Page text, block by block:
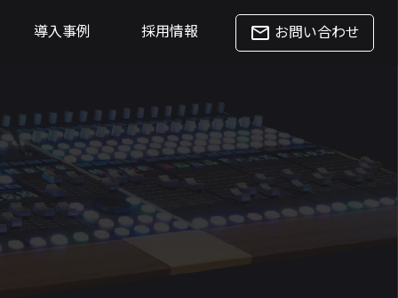
導入事例 採用情報 mail_outline お問い合わせ